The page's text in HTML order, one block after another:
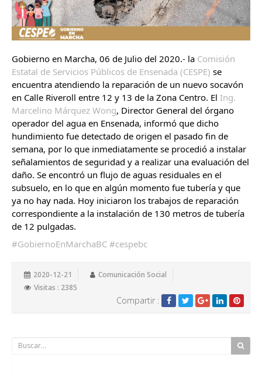
Gobierno en Marcha, 06 de Julio del 2020.- la Comisión
Estatal de Servicios Públicos de Ensenada (CESPE) se
encuentra atendiendo la reparación de un nuevo socavón
en Calle Riveroll entre 12 y 13 de la Zona Centro. El Ing.
Marcelino Márquez Wong, Director General del órgano
operador del agua en Ensenada, informó que dicho
hundimiento fue detectado de origen el pasado fin de
semana, por lo que inmediatamente se procedió a instalar
señalamientos de seguridad y a realizar una evaluación del
daño. Se encontró un flujo de aguas residuales en el
subsuelo, en lo que en algún momento fue tubería y que
ya no hay nada. Hoy iniciaron los trabajos de reparación
correspondiente a la instalación de 130 metros de tubería
de 12 pulgadas.
#GobiernoEnMarchaBC #cespebc
2020-12-21
Comunicación Social
Visitas : 2385
Compartir :